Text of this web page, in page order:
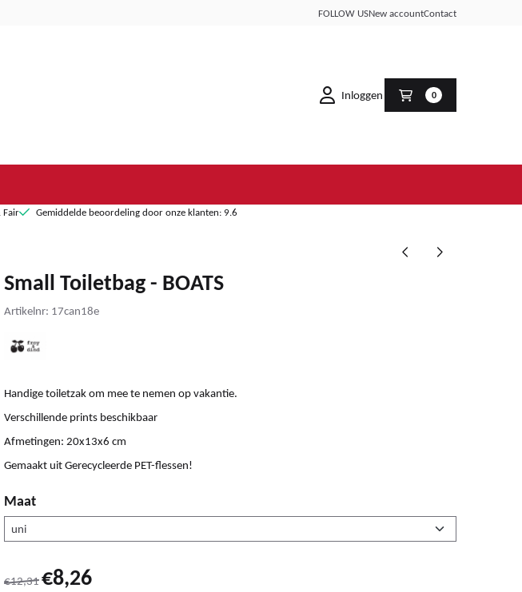
FOLLOW USNew accountContact
Inloggen 0
Fair
Gemiddelde beoordeling door onze klanten: 9.6
Small Toiletbag - BOATS
Artikelnr: 17can18e
Handige toiletzak om mee te nemen op vakantie.
Verschillende prints beschikbaar
Afmetingen: 20x13x6 cm
Gemaakt uit Gerecycleerde PET-flessen!
Maat
€12,31€8,26